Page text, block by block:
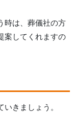
時は、葬儀社の方
案してくれますの
きましょう。